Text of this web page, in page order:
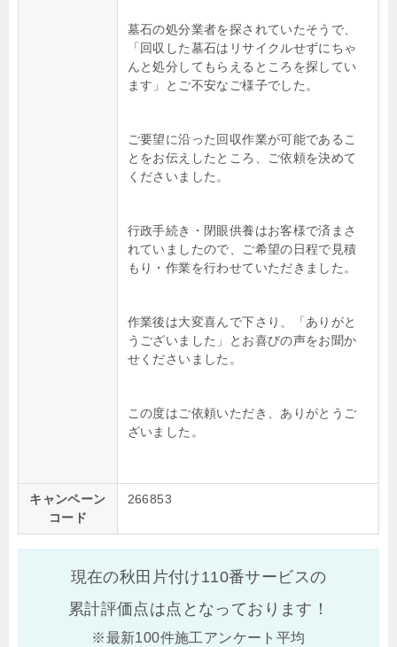
墓石の処分業者を探されていたそうで、
「回収した墓石はリサイクルせずにちゃ
んと処分してもらえるところを探してい
ます」とご不安なご様子でした。
ご要望に沿った回収作業が可能であるこ
とをお伝えしたところ、ご依頼を決めて
くださいました。
行政手続き・閉眼供養はお客様で済まさ
れていましたので、ご希望の日程で見積
もり・作業を行わせていただきました。
作業後は大変喜んで下さり、「ありがと
うございました」とお喜びの声をお聞か
せくださいました。
この度はご依頼いただき、ありがとうご
ざいました。
キャンペーン
コード
266853
現在の秋田片付け110番サービスの
累計評価点は点となっております！
※最新100件施工アンケート平均